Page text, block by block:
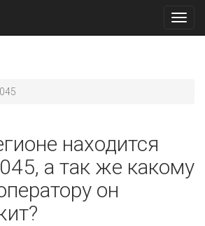
находится
а так же какому
он